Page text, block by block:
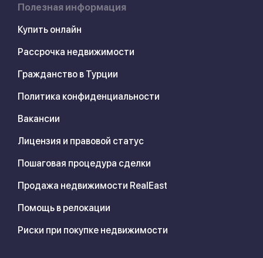
Полезная информация
Купить онлайн
Рассрочка недвижимости
Гражданство в Турции
Политика конфиденциальности
Вакансии
Лицензия и правовой статус
Пошаговая процедура сделки
Продажа недвижимости RealEast
Помощь в релокации
Риски при покупке недвижимости